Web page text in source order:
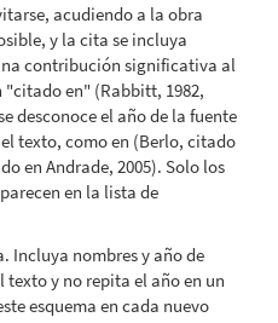
acudiendo a la obra
y la cita se incluya
contribución significativa al
en" (Rabbitt, 1982,
desconoce el año de la fuente
texto, como en (Berlo, citado
en Andrade, 2005). Solo los
en la lista de
Incluya nombres y año de
texto y no repita el año en un
esquema en cada nuevo